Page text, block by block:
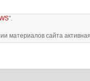
".
материалов сайта